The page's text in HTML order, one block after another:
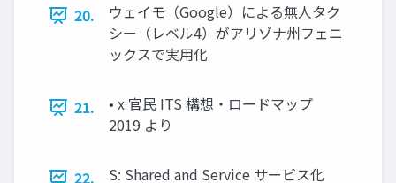
20.
ウェイモ（Google）による無人タク
シー（レベル4）がアリゾナ州フェニ
ックスで実用化
21.
• x 官民 ITS 構想・ロードマップ
2019 より
22. S: Shared and Service サービス化